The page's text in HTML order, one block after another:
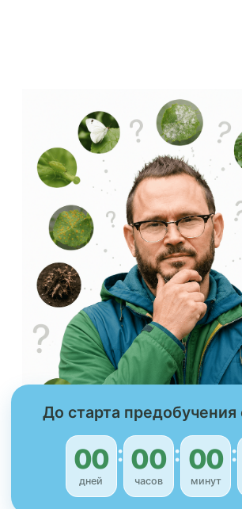
До старта предобучения осталось
00
дней
: 00
часов
00
минут
: 00
секунд
Это
предобучение
для вас,
если…
Вы замечаете на растениях